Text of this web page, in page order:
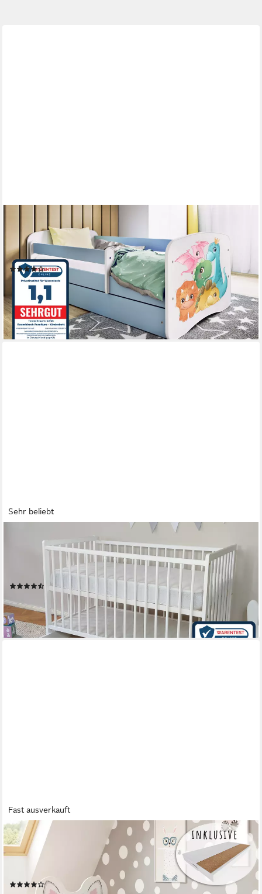
Kinderbett 70x140, 80x160, 80x180 cm - Komplettset mit
Schublade (Bett für Mädchen, Einzelbett Kinder 2–12, mit
Rausfallschutz & Lattenrost), verschiedene Farben & Designs
(5)
ab 221,90 € UVP
lieferbar - in 5-6 Werktagen bei dir
Sehr beliebt
Babybett Kinderbett Gitterbett 60x120 cm Set mit Matratze &
Schublade, höhenverstellbarer Lattenrost & abnehmbare
Sprossen, weiß, Vollholz
(79)
UVP 339,00 €
-43%
lieferbar - in 3-4 Werktagen bei dir
Fast ausverkauft
KIDS COLLECTIVE
Kinderbett Jugendbett 70x140 80x160 mit Matratze, Schublade
und Lattenrost, Katzenmotiv MDF Holz Made in Europe 70x140
(65)